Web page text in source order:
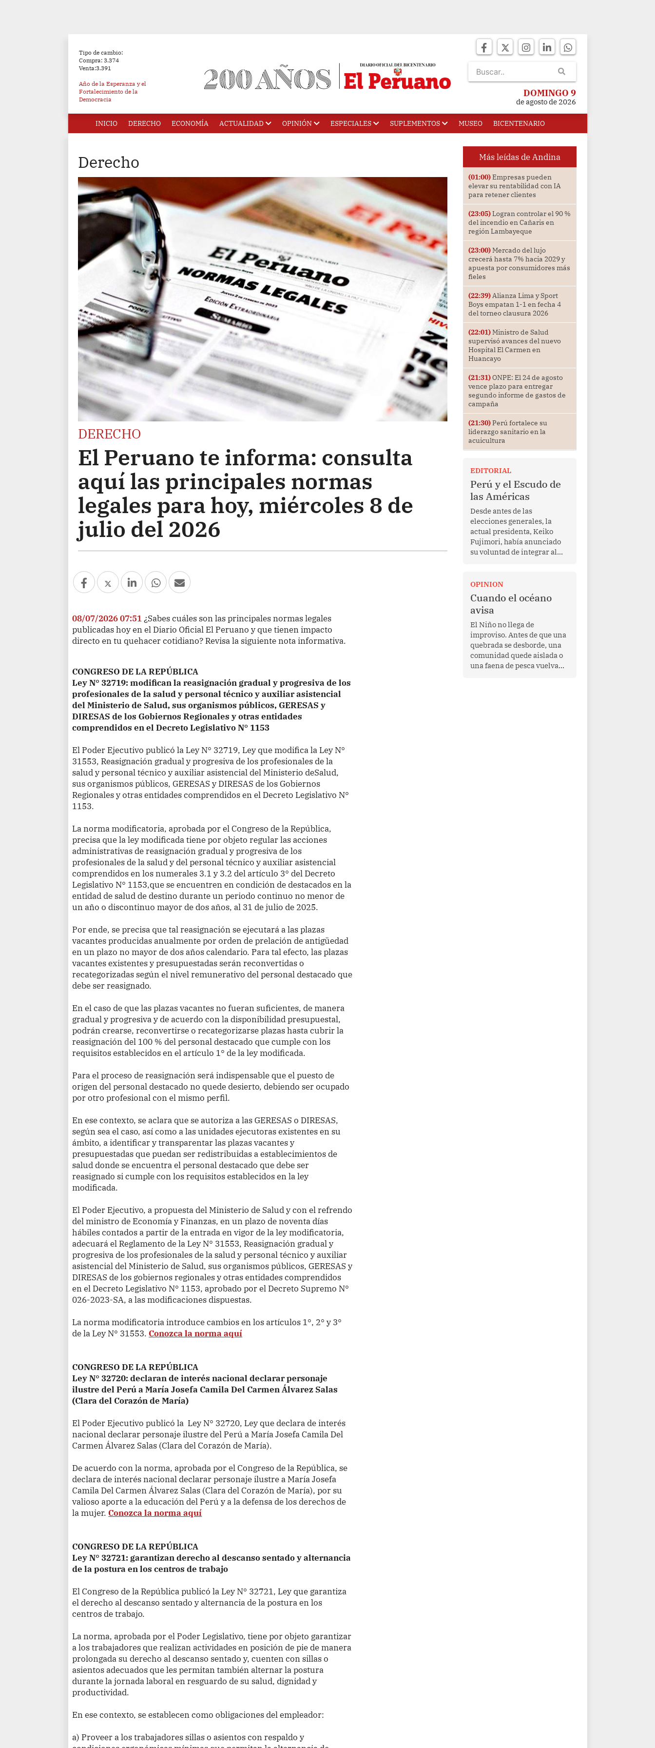
Tipo de cambio:
Compra: 3.374
Venta:3.391
Año de la Esperanza y el
Fortalecimiento de la
Democracia
DOMINGO 9
de agosto de 2026
INICIO DERECHO ECONOMÍA ACTUALIDAD OPINIÓN ESPECIALES SUPLEMENTOS MUSEO BICENTENARIO
Derecho
DERECHO
El Peruano te informa: consulta
aquí las principales normas
legales para hoy, miércoles 8 de
julio del 2026
08/07/2026 07:51¿Sabes cuáles son las principales normas legales
publicadas hoy en el Diario Oficial El Peruano y que tienen impacto
directo en tu quehacer cotidiano? Revisa la siguiente nota informativa.
CONGRESO DE LA REPÚBLICA
Ley N° 32719: modifican la reasignación gradual y progresiva de los
profesionales de la salud y personal técnico y auxiliar asistencial
del Ministerio de Salud, sus organismos públicos, GERESAS y
DIRESAS de los Gobiernos Regionales y otras entidades
comprendidos en el Decreto Legislativo N° 1153
El Poder Ejecutivo publicó la Ley N° 32719, Ley que modifica la Ley N°
31553, Reasignación gradual y progresiva de los profesionales de la
salud y personal técnico y auxiliar asistencial del Ministerio deSalud,
sus organismos públicos, GERESAS y DIRESAS de los Gobiernos
Regionales y otras entidades comprendidos en el Decreto Legislativo N°
1153.
La norma modificatoria, aprobada por el Congreso de la República,
precisa que la ley modificada tiene por objeto regular las acciones
administrativas de reasignación gradual y progresiva de los
profesionales de la salud y del personal técnico y auxiliar asistencial
comprendidos en los numerales 3.1 y 3.2 del artículo 3° del Decreto
Legislativo N° 1153,que se encuentren en condición de destacados en la
entidad de salud de destino durante un periodo continuo no menor de
un año o discontinuo mayor de dos años, al 31 de julio de 2025.
Por ende, se precisa que tal reasignación se ejecutará a las plazas
vacantes producidas anualmente por orden de prelación de antigüedad
en un plazo no mayor de dos años calendario. Para tal efecto, las plazas
vacantes existentes y presupuestadas serán reconvertidas o
recategorizadas según el nivel remunerativo del personal destacado que
debe ser reasignado.
En el caso de que las plazas vacantes no fueran suficientes, de manera
gradual y progresiva y de acuerdo con la disponibilidad presupuestal,
podrán crearse, reconvertirse o recategorizarse plazas hasta cubrir la
reasignación del 100 % del personal destacado que cumple con los
requisitos establecidos en el artículo 1° de la ley modificada.
Para el proceso de reasignación será indispensable que el puesto de
origen del personal destacado no quede desierto, debiendo ser ocupado
por otro profesional con el mismo perfil.
En ese contexto, se aclara que se autoriza a las GERESAS o DIRESAS,
según sea el caso, así como a las unidades ejecutoras existentes en su
ámbito, a identificar y transparentar las plazas vacantes y
presupuestadas que puedan ser redistribuidas a establecimientos de
salud donde se encuentra el personal destacado que debe ser
reasignado si cumple con los requisitos establecidos en la ley
modificada.
El Poder Ejecutivo, a propuesta del Ministerio de Salud y con el refrendo
del ministro de Economía y Finanzas, en un plazo de noventa días
hábiles contados a partir de la entrada en vigor de la ley modificatoria,
adecuará el Reglamento de la Ley N° 31553, Reasignación gradual y
progresiva de los profesionales de la salud y personal técnico y auxiliar
asistencial del Ministerio de Salud, sus organismos públicos, GERESAS y
DIRESAS de los gobiernos regionales y otras entidades comprendidos
en el Decreto Legislativo N° 1153, aprobado por el Decreto Supremo N°
026-2023-SA, a las modificaciones dispuestas.
La norma modificatoria introduce cambios en los artículos 1°, 2° y 3°
de la Ley N° 31553. Conozca la norma aquí
CONGRESO DE LA REPÚBLICA
Ley N° 32720: declaran de interés nacional declarar personaje
ilustre del Perú a María Josefa Camila Del Carmen Álvarez Salas
(Clara del Corazón de María)
El Poder Ejecutivo publicó la Ley N° 32720, Ley que declara de interés
nacional declarar personaje ilustre del Perú a María Josefa Camila Del
Carmen Álvarez Salas (Clara del Corazón de María).
De acuerdo con la norma, aprobada por el Congreso de la República, se
declara de interés nacional declarar personaje ilustre a María Josefa
Camila Del Carmen Álvarez Salas (Clara del Corazón de María), por su
valioso aporte a la educación del Perú y a la defensa de los derechos de
la mujer. Conozca la norma aquí
CONGRESO DE LA REPÚBLICA
Ley N° 32721: garantizan derecho al descanso sentado y alternancia
de la postura en los centros de trabajo
El Congreso de la República publicó la Ley N° 32721, Ley que garantiza
el derecho al descanso sentado y alternancia de la postura en los
centros de trabajo.
La norma, aprobada por el Poder Legislativo, tiene por objeto garantizar
a los trabajadores que realizan actividades en posición de pie de manera
prolongada su derecho al descanso sentado y, cuenten con sillas o
asientos adecuados que les permitan también alternar la postura
durante la jornada laboral en resguardo de su salud, dignidad y
productividad.
En ese contexto, se establecen como obligaciones del empleador:
a) Proveer a los trabajadores sillas o asientos con respaldo y
Más leídas de Andina
(01:00)Empresas pueden
elevar su rentabilidad con IA
para retener clientes
(23:05)Logran controlar el 90 %
del incendio en Cañaris en
región Lambayeque
(23:00)Mercado del lujo
crecerá hasta 7% hacia 2029 y
apuesta por consumidores más
fieles
(22:39)Alianza Lima y Sport
Boys empatan 1-1 en fecha 4
del torneo clausura 2026
(22:01)Ministro de Salud
supervisó avances del nuevo
Hospital El Carmen en
Huancayo
(21:31)ONPE: El 24 de agosto
vence plazo para entregar
segundo informe de gastos de
campaña
(21:30)Perú fortalece su
liderazgo sanitario en la
acuicultura
EDITORIAL
Perú y el Escudo de
las Américas
Desde antes de las
elecciones generales, la
actual presidenta, Keiko
Fujimori, había anunciado
su voluntad de integrar al
en marzo de este año por el
mandatario estadounidense
Donald Trump, con el fin de
enfrentar al crimen
transnacional organizado y
al tráfico de drogas.
OPINION
Cuando el océano
avisa
El Niño no llega de
improviso. Antes de que una
quebrada se desborde, una
comunidad quede aislada o
una faena de pesca vuelva